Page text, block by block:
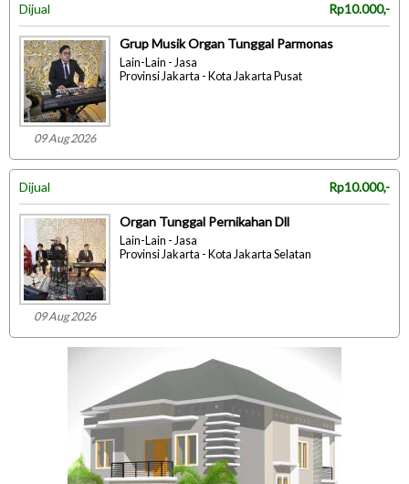
Dijual Rp10.000,-
09 Aug 2026
Grup Musik Organ Tunggal Parmonas
Lain-Lain - Jasa
Provinsi Jakarta - Kota Jakarta Pusat
Dijual Rp10.000,-
09 Aug 2026
Organ Tunggal Pernikahan Dll
Lain-Lain - Jasa
Provinsi Jakarta - Kota Jakarta Selatan